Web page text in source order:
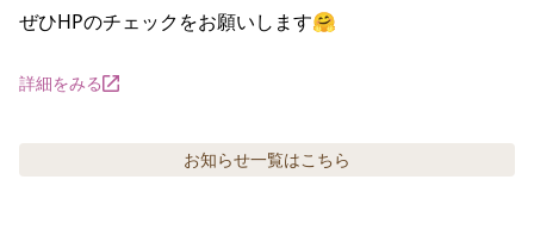
ぜひHPのチェックをお願いします🤗
詳細をみる
お知らせ一覧はこちら